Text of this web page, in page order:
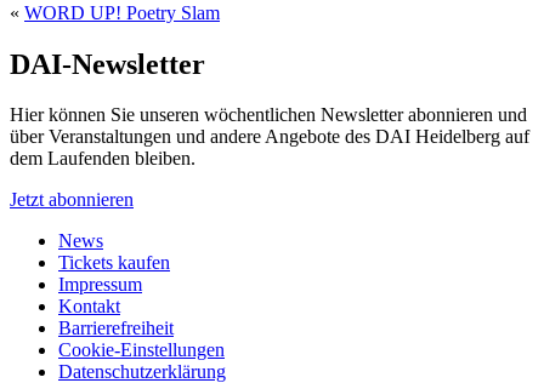
« WORD UP! Poetry Slam
DAI-Newsletter
Hier können Sie unseren wöchentlichen Newsletter abonnieren und
über Veranstaltungen und andere Angebote des DAI Heidelberg auf
dem Laufenden bleiben.
Jetzt abonnieren
News
Tickets kaufen
Impressum
Kontakt
Barrierefreiheit
Cookie-Einstellungen
Datenschutzerklärung